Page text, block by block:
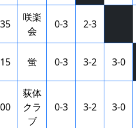
咲楽
会
0-3 2-3
蛍 0-3 3-2 3-0
荻体
クラ
ブ
0-3 3-2 3-0